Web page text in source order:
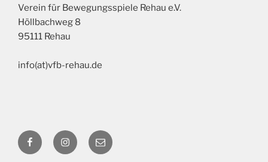
Platz!“
Verein für Bewegungsspiele Rehau e.V.
Höllbachweg 8
95111 Rehau
info(at)vfb-rehau.de
FacebookInstagram
E-
Mail